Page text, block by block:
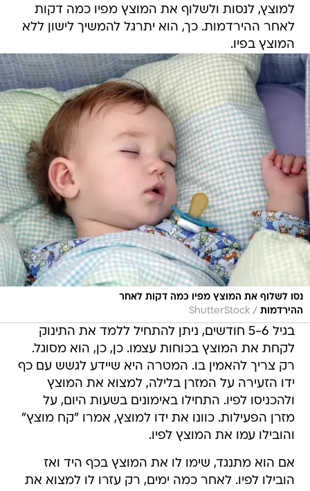
למוצץ, לנסות ולשלוף את המוצץ מפיו כמה דקות
לאחר ההירדמות. כך, הוא יתרגל להמשיך לישון ללא
המוצץ בפיו.
נסו לשלוף את המוצץ מפיו כמה דקות לאחר
ההירדמות /
ShutterStock
בגיל 5-6 חודשים, ניתן להתחיל ללמד את התינוק
לקחת את המוצץ בכוחות עצמו. כן, כן, הוא מסוגל.
רק צריך להאמין בו. המטרה היא שיידע לגשש עם כף
ידו הזעירה על המזרן בלילה, למצוא את המוצץ
ולהכניסו לפיו. התחילו באימונים בשעות היום, על
מזרן הפעילות. כוונו את ידו למוצץ, אמרו "קח מוצץ"
והובילו עמו את המוצץ לפיו.
אם הוא מתנגד, שימו לו את המוצץ בכף היד ואז
הובילו לפיו. לאחר כמה ימים, רק עזרו לו למצוא את